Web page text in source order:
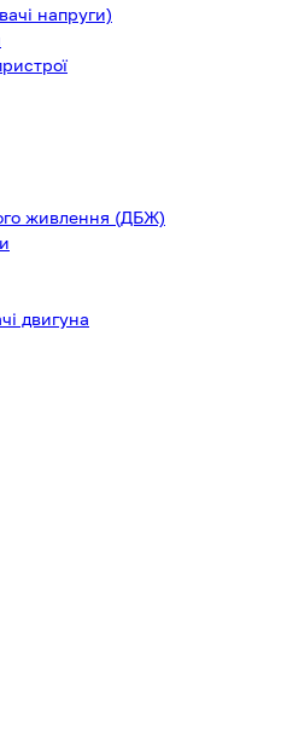
напруги)
живлення (ДБЖ)
двигуна